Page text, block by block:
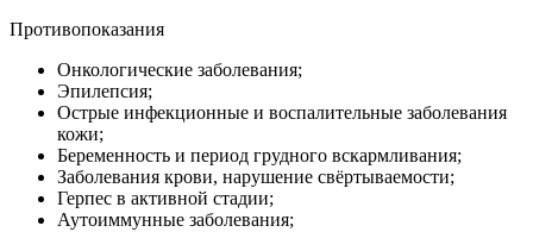
Противопоказания
Онкологические заболевания;
Эпилепсия;
Острые инфекционные и воспалительные заболевания
кожи;
Беременность и период грудного вскармливания;
Заболевания крови, нарушение свёртываемости;
Герпес в активной стадии;
Аутоиммунные заболевания;